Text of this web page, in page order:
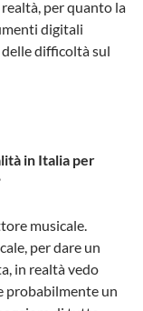
per quanto la
digitali
difficoltà sul
in Italia per
musicale.
per dare un
in realtà vedo
probabilmente un